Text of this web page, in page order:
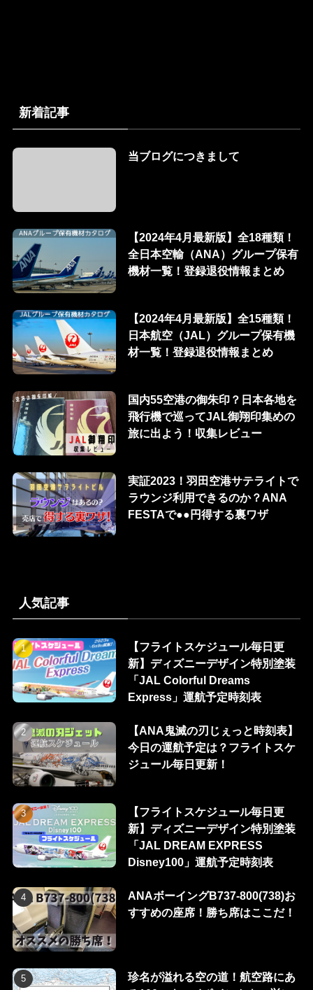
新着記事
当ブログにつきまして
【2024年4月最新版】全18種類！
全日本空輸（ANA）グループ保有
機材一覧！登録退役情報まとめ
【2024年4月最新版】全15種類！
日本航空（JAL）グループ保有機
材一覧！登録退役情報まとめ
国内55空港の御朱印？日本各地を
飛行機で巡ってJAL御翔印集めの
旅に出よう！収集レビュー
実証2023！羽田空港サテライトで
ラウンジ利用できるのか？ANA
FESTAで●●円得する裏ワザ
人気記事
【フライトスケジュール毎日更
新】ディズニーデザイン特別塗装
「JAL Colorful Dreams
Express」運航予定時刻表
【ANA鬼滅の刃じぇっと時刻表】
今日の運航予定は？フライトスケ
ジュール毎日更新！
【フライトスケジュール毎日更
新】ディズニーデザイン特別塗装
「JAL DREAM EXPRESS
Disney100」運航予定時刻表
ANAボーイングB737-800(738)お
すすめの座席！勝ち席はここだ！
珍名が溢れる空の道！航空路にあ